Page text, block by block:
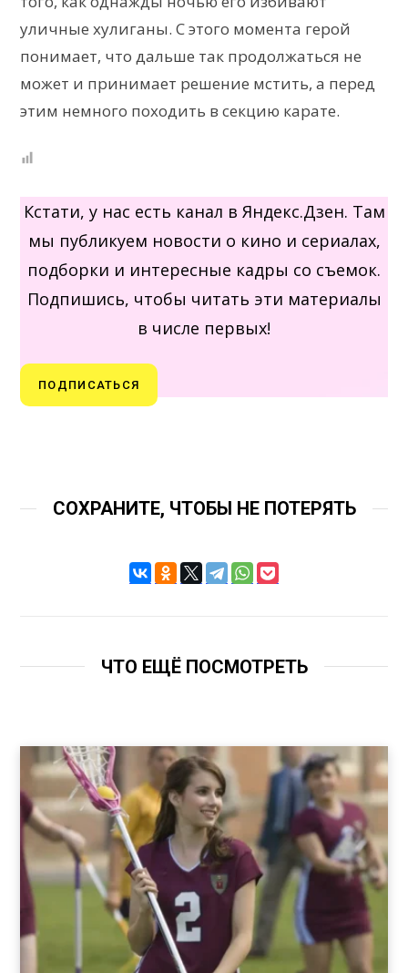
уличные хулиганы. С этого момента герой
понимает, что дальше так продолжаться не
может и принимает решение мстить, а перед
этим немного походить в секцию карате.
Кстати, у нас есть канал в Яндекс.Дзен. Там
мы публикуем новости о кино и сериалах,
подборки и интересные кадры со съемок.
Подпишись, чтобы читать эти материалы
в числе первых!
ПОДПИСАТЬСЯ
СОХРАНИТЕ, ЧТОБЫ НЕ ПОТЕРЯТЬ
ЧТО ЕЩЁ ПОСМОТРЕТЬ